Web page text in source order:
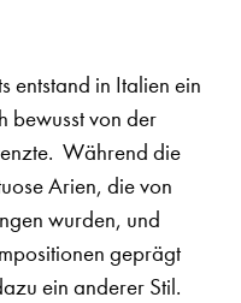
entstand in Italien ein
bewusst von der
Während die
Arien, die von
wurden, und
geprägt
ein anderer Stil.